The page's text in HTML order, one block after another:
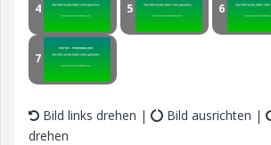
4 5 6
7
Bild links drehen | Bild ausrichten |
drehen